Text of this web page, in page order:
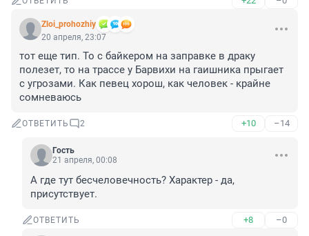
Zloi_prohozhiy
20 апреля, 23:07
тот еще тип. То с байкером на заправке в драку
полезет, то на трассе у Барвихи на гаишника прыгает
с угрозами. Как певец хорош, как человек - крайне
сомневаюсь
ОТВЕТИТЬ 2 +10 –14
Гость
21 апреля, 00:08
А где тут бесчеловечность? Характер - да,
присутствует.
ОТВЕТИТЬ +8 –0